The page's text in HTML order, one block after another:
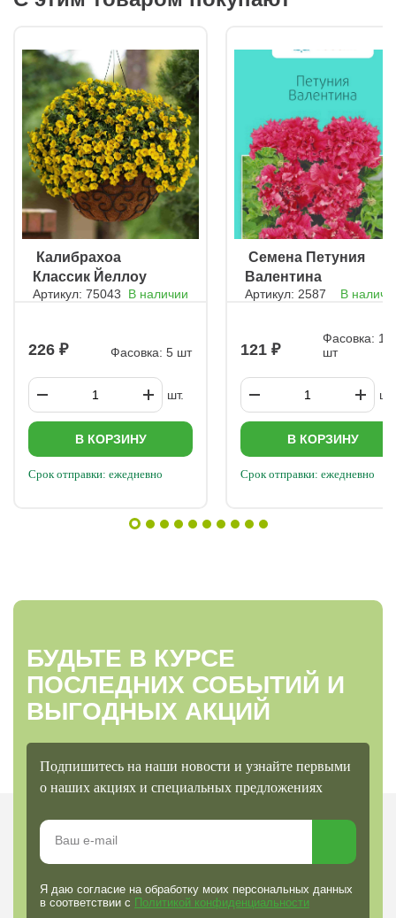
наслаждаться яркой и красивой геранью у себя дома.
ㅤ Калибрахоа
Классик Йеллоу
Артикул: 75043 В наличии
226 Фасовка: 5 шт
шт.
В КОРЗИНУ
Срок отправки: ежедневно
ㅤ Семена Петуния
Валентина
Артикул: 2587 В
121
Фасовка: 10
шт
шт.
В КОРЗИНУ
Срок отправки: ежедневно
БУДЬТЕ В КУРСЕ
ПОСЛЕДНИХ СОБЫТИЙ И
ВЫГОДНЫХ АКЦИЙ
Подпишитесь на наши новости и узнайте первыми
о наших акциях и специальных предложениях
Я даю согласие на обработку моих персональных данных
в соответствии с Политикой конфиденциальности